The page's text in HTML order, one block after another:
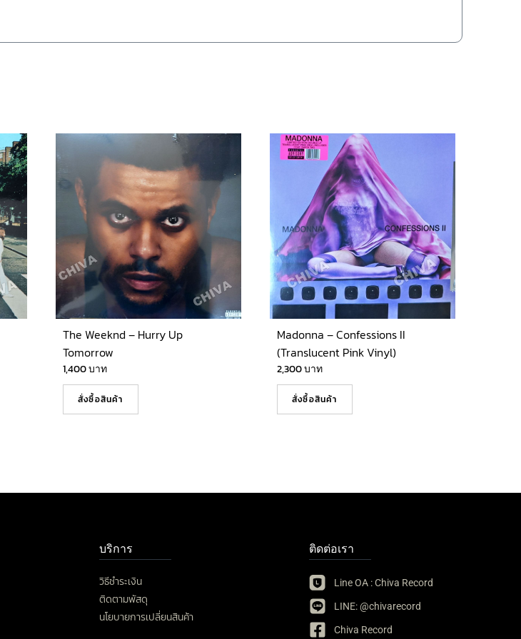
The Weeknd – Hurry Up
Tomorrow
1,400บาท
สั่งซื้อสินค้า
Madonna – Confessions II
(Translucent Pink Vinyl)
2,300บาท
สั่งซื้อสินค้า
บริการ
วิธีชำระเงิน
ติดตามพัสดุ
นโยบายการเปลี่ยนสินค้า
ติดต่อเรา
Line OA : Chiva Record
LINE: @chivarecord
Chiva Record